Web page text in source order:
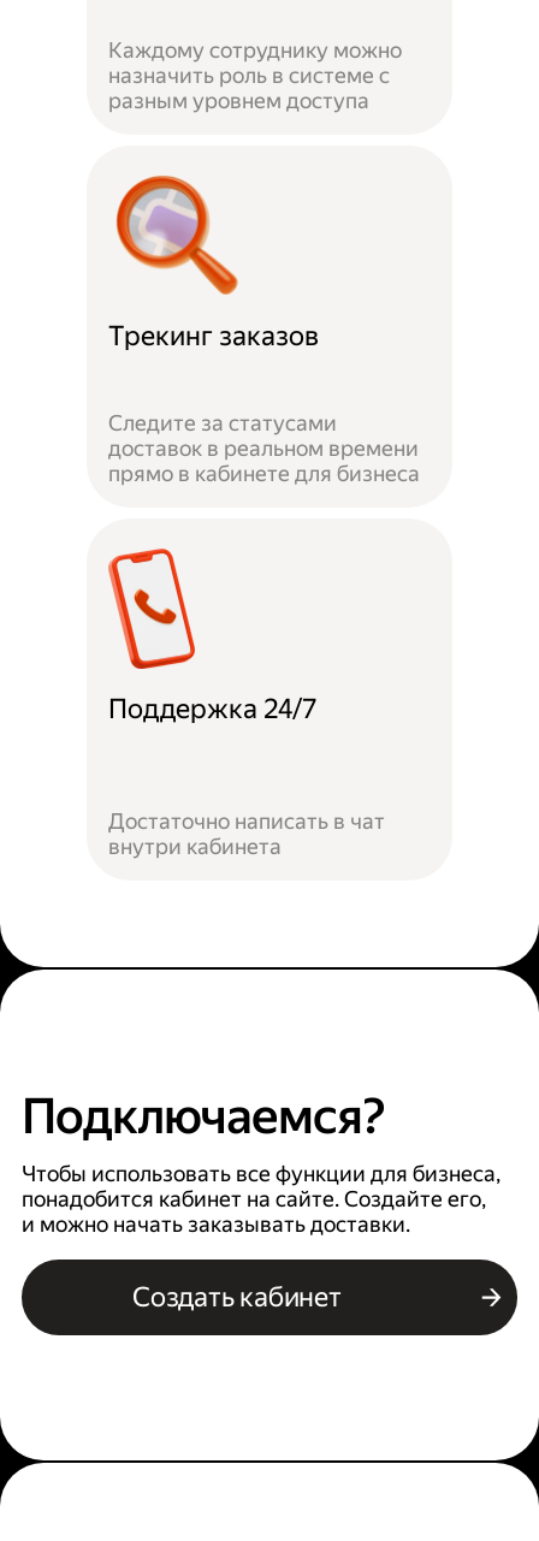
Каждому сотруднику можно
назначить роль в системе с
разным уровнем доступа
Трекинг заказов
Следите за статусами
доставок в реальном времени
прямо в кабинете для бизнеса
Поддержка 24/7
Достаточно написать в чат
внутри кабинета
Подключаемся?
Чтобы использовать все функции для бизнеса,
понадобится кабинет на сайте. Создайте его,
и можно начать заказывать доставки.
Создать кабинет